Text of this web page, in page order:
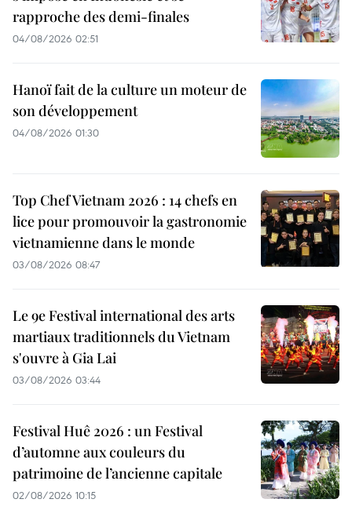
rapproche des demi-finales
04/08/2026 02:51
Hanoï fait de la culture un moteur de
son développement
04/08/2026 01:30
Top Chef Vietnam 2026 : 14 chefs en
lice pour promouvoir la gastronomie
vietnamienne dans le monde
03/08/2026 08:47
Le 9e Festival international des arts
martiaux traditionnels du Vietnam
s'ouvre à Gia Lai
03/08/2026 03:44
Festival Huê 2026 : un Festival
d’automne aux couleurs du
patrimoine de l’ancienne capitale
02/08/2026 10:15